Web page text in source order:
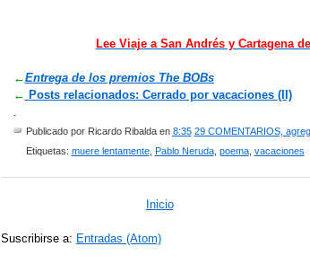
Lee Viaje a San Andrés y Cartagena
←Entrega de los premios The BOBs
← Posts relacionados: Cerrado por vacaciones (II)
Publicado por Ricardo Ribalda en 8:35 29 COMENTARIOS,
Etiquetas: muere lentamente, Pablo Neruda, poema, vacaciones
Inicio
Suscribirse a: Entradas (Atom)
Desde